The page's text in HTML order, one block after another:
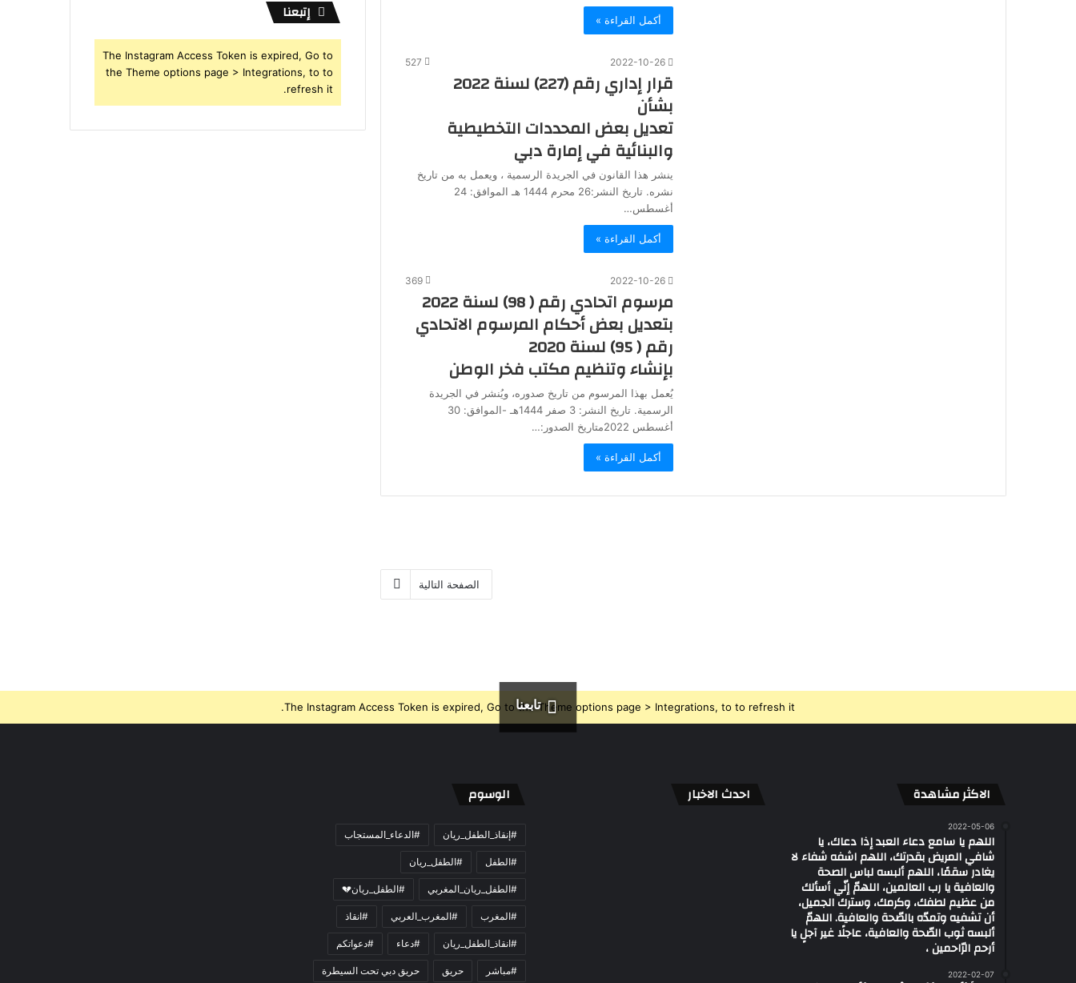
أكمل القراءة »
2022-10-26
527
قرار إداري رقم (227) لسنة 2022
بشأن
تعديل بعض المحددات التخطيطية
والبنائية في إمارة دبي
ينشر هذا القانون في الجريدة الرسمية ، ويعمل به من تاريخ
نشره. تاريخ النشر:26 محرم 1444 هـ الموافق: 24
أغسطس…
أكمل القراءة »
2022-10-26
369
مرسوم اتحادي رقم ( 98) لسنة 2022
بتعديل بعض أحكام المرسوم الاتحادي
رقم ( 95) لسنة 2020
بإنشاء وتنظيم مكتب فخر الوطن
يُعمل بهذا المرسوم من تاريخ صدوره، ويُنشر في الجريدة
الرسمية. تاريخ النشر: 3 صفر 1444هـ -الموافق: 30
أغسطس 2022متاريخ الصدور:…
أكمل القراءة »
الصفحة التالية
إتبعنا
The Instagram Access Token is expired, Go to
the Theme options page > Integrations, to to
refresh it.
تابعنا
The Instagram Access Token is expired, Go to the Theme options page > Integrations, to to refresh it.
الاكثر مشاهدة
2022-05-06
اللهم يا سامع دعاء العبد إذا دعاك، يا
شافي المريض بقدرتك، اللهم اشفه شفاء لا
يغادر سقمًا، اللهم ألبسه لباس الصحة
والعافية يا رب العالمين، اللهمّ إنّي أسألك
من عظيم لطفك، وكرمك، وسترك الجميل،
أن تشفيه وتمدّه بالصّحة والعافية. اللهمّ
ألبسه ثوب الصّحة والعافية، عاجلًا غير آجلٍ يا
أرحم الرّاحمين ،
2022-02-07
احدث الاخبار الوسوم
#إنقاذ_الطفل_ريان #الدعاء_المستجاب
#الطفل #الطفل_ريان
#الطفل_ريان_المغربي #الطفل_ريان💔
#المغرب #المغرب_العربي #انقاذ
#انقاذ_الطفل_ريان #دعاء #دعواتكم
#مباشر حريق حريق دبي تحت السيطرة